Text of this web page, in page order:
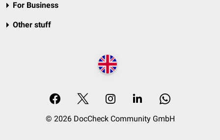
For Business
Other stuff
© 2026 DocCheck Community GmbH